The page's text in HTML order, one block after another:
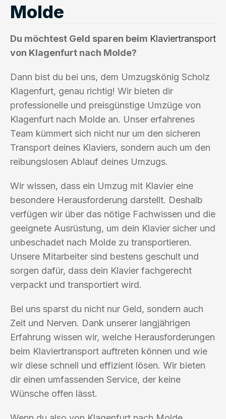
Molde
Du möchtest Geld sparen beim Klaviertransport
von Klagenfurt nach Molde?
Dann bist du bei uns, dem Umzugskönig Scholz
Klagenfurt, genau richtig! Wir bieten dir
professionelle und preisgünstige Umzüge von
Klagenfurt nach Molde an. Unser erfahrenes
Team kümmert sich nicht nur um den sicheren
Transport deines Klaviers, sondern auch um den
reibungslosen Ablauf deines Umzugs.
Wir wissen, dass ein Umzug mit Klavier eine
besondere Herausforderung darstellt. Deshalb
verfügen wir über das nötige Fachwissen und die
geeignete Ausrüstung, um dein Klavier sicher und
unbeschadet nach Molde zu transportieren.
Unsere Mitarbeiter sind bestens geschult und
sorgen dafür, dass dein Klavier fachgerecht
verpackt und transportiert wird.
Bei uns sparst du nicht nur Geld, sondern auch
Zeit und Nerven. Dank unserer langjährigen
Erfahrung wissen wir, welche Herausforderungen
beim Klaviertransport auftreten können und wie
wir diese schnell und effizient lösen. Wir bieten
dir einen umfassenden Service, der keine
Wünsche offen lässt.